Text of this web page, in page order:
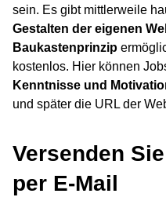
sein. Es gibt mittlerweile
Gestalten der eigenen
Baukastenprinzip
kostenlos. Hier können
Kenntnisse und
und später die URL der
Versenden
per E-Mail